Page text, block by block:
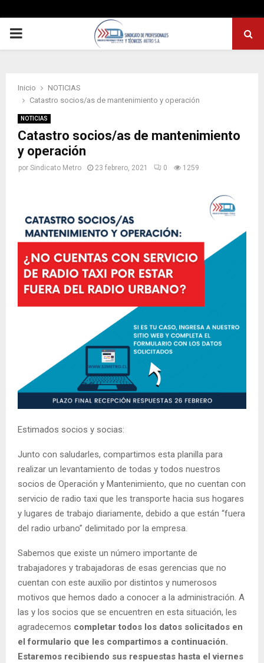
PRIMARY
Inicio
NOTICIAS
Catastro socios/as de mantenimiento y operación
NOTICIAS
Catastro socios/as de mantenimiento
y operación
por Sindicato Metro 23 febrero, 2021 0 1259
Estimados socios y socias:
Junto con saludarles, compartimos esta planilla para
realizar un levantamiento de todas y todos nuestros
socios de Operación y Mantenimiento, que no cuentan con
servicio de radio taxi que les transporte hacia sus hogares
y lugares de trabajo diariamente, debido a que están “fuera
del radio urbano” delimitado por la empresa.
Sabemos que existe un número importante de
trabajadores y trabajadoras de esas gerencias que no
cuentan con este auxilio por distintos y numerosos
motivos que hemos dado a conocer a la administración. A
las y los socios que se encuentren en esta situación, les
agradecemos completar todos los datos solicitados en
el formulario que les compartimos a continuación.
Estaremos recibiendo sus respuestas hasta el viernes